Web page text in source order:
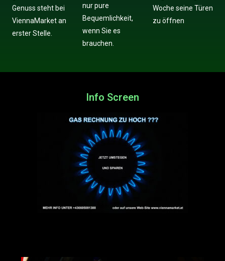
Genuss steht bei
ViennaMarket an
erster Stelle.
nur pure
Bequemlichkeit,
wenn Sie es
brauchen.
Woche seine Türen
zu öffnen
Info Screen